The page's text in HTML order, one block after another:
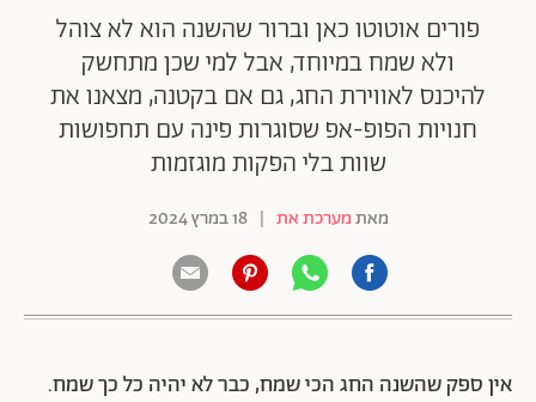
פורים אוטוטו כאן וברור שהשנה הוא לא צוהל
ולא שמח במיוחד, אבל למי שכן מתחשק
להיכנס לאווירת החג, גם אם בקטנה, מצאנו את
חנויות הפופ-אפ שסוגרות פינה עם תחפושות
שוות בלי הפקות מוגזמות
מאתמערכת את | 18 במרץ 2024
אין ספק שהשנה החג הכי שמח, כבר לא יהיה כל כך שמח.